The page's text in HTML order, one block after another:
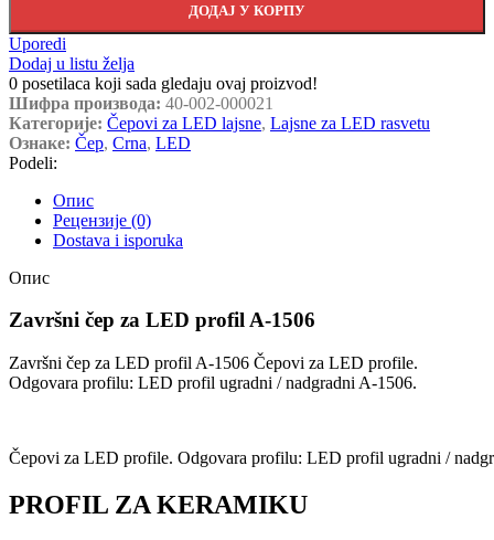
ДОДАЈ У КОРПУ
Uporedi
Dodaj u listu želja
0 posetilaca koji sada gledaju ovaj proizvod!
Шифра производа: 40-002-000021
Категорије: Čepovi za LED lajsne, Lajsne za LED rasvetu
Ознаке: Čep, Crna, LED
Podeli:
Опис
Рецензије (0)
Dostava i isporuka
Опис
Završni čep za LED profil A-1506
Završni čep za LED profil A-1506 Čepovi za LED profile.
Odgovara profilu: LED profil ugradni / nadgradni A-1506.
Čepovi za LED profile. Odgovara profilu: LED profil ugradni /
PROFIL ZA KERAMIKU